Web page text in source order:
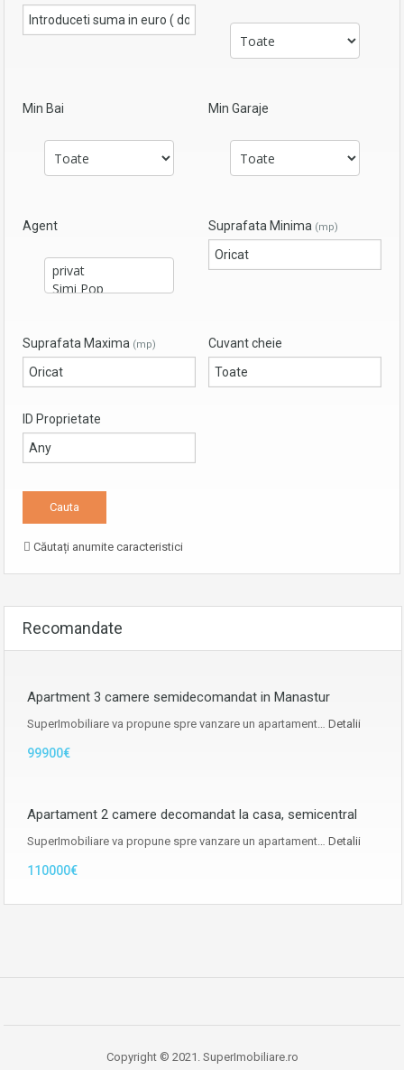
Min Bai Min Garaje
Agent Suprafata Minima (mp)
Suprafata Maxima (mp) Cuvant cheie
ID Proprietate
Căutați anumite caracteristici
Recomandate
Apartment 3 camere semidecomandat in Manastur
SuperImobiliare va propune spre vanzare un apartament… Detalii
99900€
Apartament 2 camere decomandat la casa, semicentral
SuperImobiliare va propune spre vanzare un apartament… Detalii
110000€
Copyright © 2021. SuperImobiliare.ro